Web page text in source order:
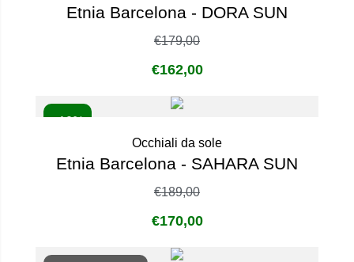
Etnia Barcelona - DORA SUN
€179,00
€162,00
Occhiali da sole
Etnia Barcelona - SAHARA SUN
€189,00
€170,00